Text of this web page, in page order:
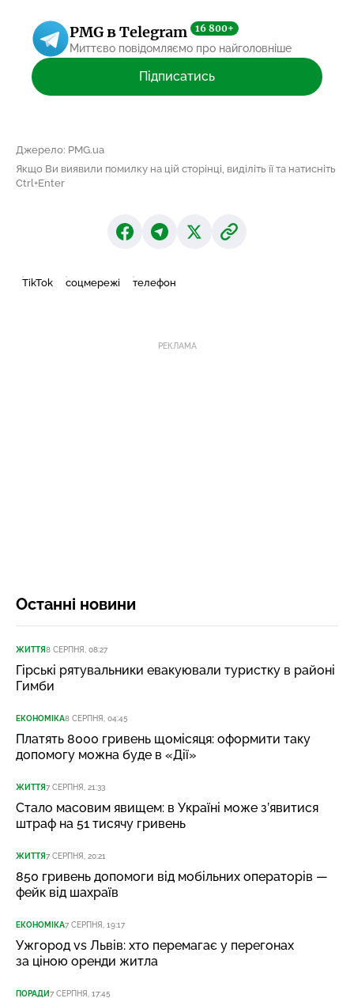
PMG в Telegram 16 800+
Миттєво повідомляємо про найголовніше
Підписатись
Джерело: PMG.ua
Якщо Ви виявили помилку на цій сторінці, виділіть її та натисніть
Ctrl+Enter
TikTok соцмережі телефон
РЕКЛАМА
Останні новини
ЖИТТЯ8 СЕРПНЯ, 08:27
Гірські рятувальники евакуювали туристку в районі
Гимби
ЕКОНОМІКА8 СЕРПНЯ, 04:45
Платять 8000 гривень щомісяця: оформити таку
допомогу можна буде в «Дії»
ЖИТТЯ7 СЕРПНЯ, 21:33
Стало масовим явищем: в Україні може з’явитися
штраф на 51 тисячу гривень
ЖИТТЯ7 СЕРПНЯ, 20:21
850 гривень допомоги від мобільних операторів —
фейк від шахраїв
ЕКОНОМІКА7 СЕРПНЯ, 19:17
Ужгород vs Львів: хто перемагає у перегонах
за ціною оренди житла
ПОРАДИ7 СЕРПНЯ, 17:45